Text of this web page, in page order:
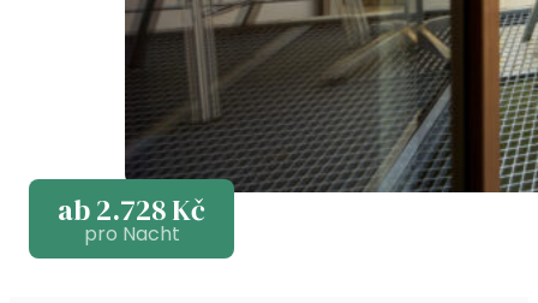
ab 2.728 Kč
pro Nacht